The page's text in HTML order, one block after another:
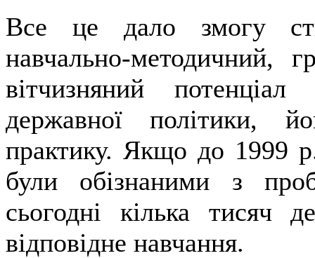
Все це дало змогу
навчально-методичний,
вітчизняний
державної політики,
практику. Якщо до 1999
були обізнаними з
сьогодні кілька тисяч
відповідне навчання.